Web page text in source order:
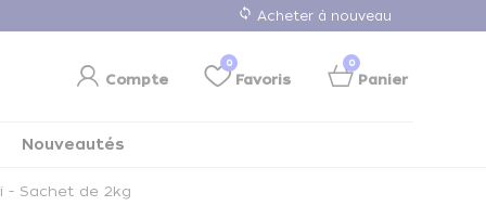
loop Acheter à nouveau
Compte
0
Favoris
0
Panier
Nouveautés
- Sachet de 2kg